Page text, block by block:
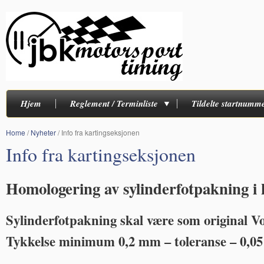
Hjem Reglement / Terminliste Tildelte
Home / Nyheter/ Info fra kartingseksjonen
Info fra kartingseksjonen
Homologering av sylinderfotpakning i
Sylinderfotpakning skal være som original
Tykkelse minimum 0,2 mm – toleranse –